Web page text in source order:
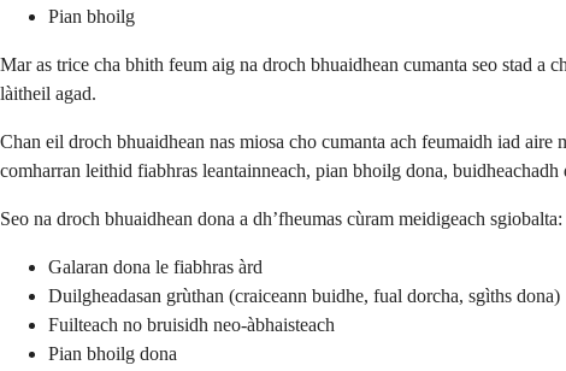
Pian bhoilg
Mar as trice cha bhith feum aig na droch bhuaidhean cumanta seo stad a
làitheil agad.
Chan eil droch bhuaidhean nas miosa cho cumanta ach feumaidh iad
comharran leithid fiabhras leantainneach, pian bhoilg dona,
Seo na droch bhuaidhean dona a dh’fheumas cùram meidigeach sgiobalta:
Galaran dona le fiabhras àrd
Duilgheadasan grùthan (craiceann buidhe, fual dorcha, sgìths dona)
Fuilteach no bruisidh neo-àbhaisteach
Pian bhoilg dona